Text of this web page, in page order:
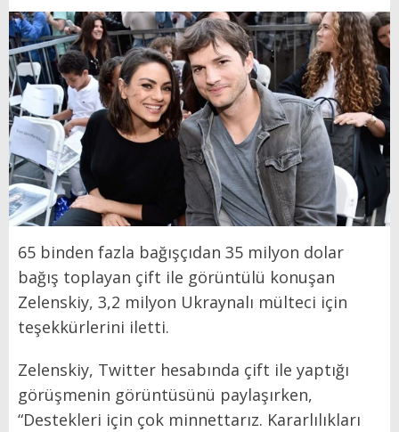
65 binden fazla bağışçıdan 35 milyon dolar
bağış toplayan çift ile görüntülü konuşan
Zelenskiy, 3,2 milyon Ukraynalı mülteci için
teşekkürlerini iletti.
Zelenskiy, Twitter hesabında çift ile yaptığı
görüşmenin görüntüsünü paylaşırken,
“Destekleri için çok minnettarız. Kararlılıkları